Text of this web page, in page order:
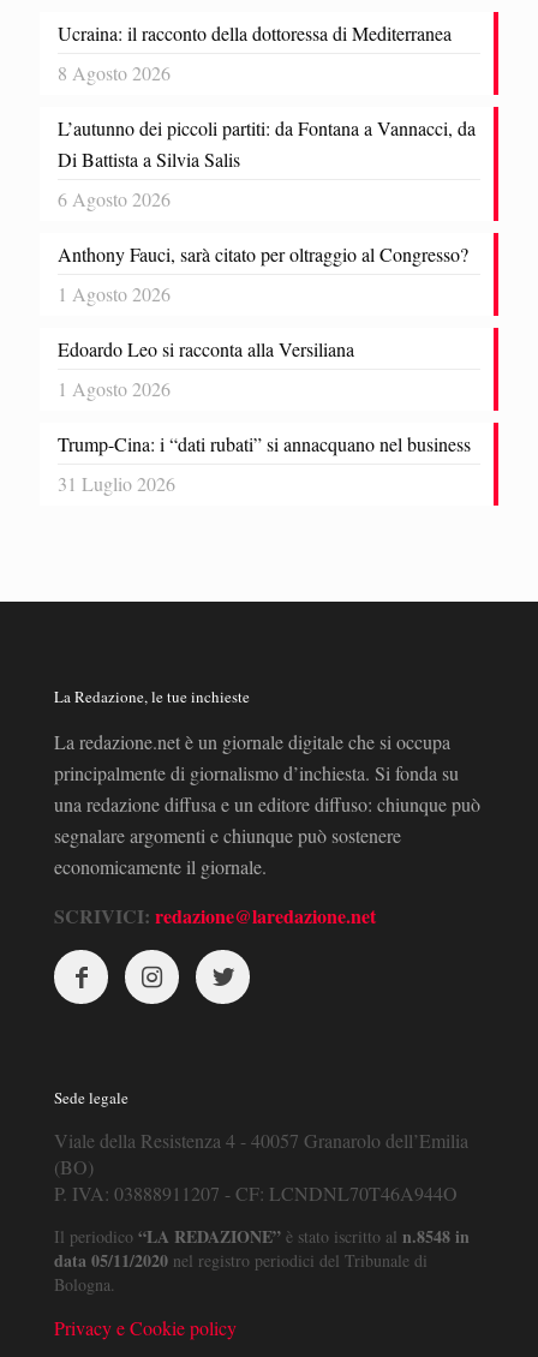
Ucraina: il racconto della dottoressa di Mediterranea
8 Agosto 2026
L’autunno dei piccoli partiti: da Fontana a Vannacci, da
Di Battista a Silvia Salis
6 Agosto 2026
Anthony Fauci, sarà citato per oltraggio al Congresso?
1 Agosto 2026
Edoardo Leo si racconta alla Versiliana
1 Agosto 2026
Trump-Cina: i “dati rubati” si annacquano nel business
31 Luglio 2026
La Redazione, le tue inchieste
La redazione.net è un giornale digitale che si occupa
principalmente di giornalismo d’inchiesta. Si fonda su
una redazione diffusa e un editore diffuso: chiunque può
segnalare argomenti e chiunque può sostenere
economicamente il giornale.
SCRIVICI: redazione@laredazione.net
Sede legale
Viale della Resistenza 4 - 40057 Granarolo dell’Emilia
(BO)
P. IVA: 03888911207 - CF: LCNDNL70T46A944O
Il periodico “LA REDAZIONE” è stato iscritto al n.8548 in
data 05/11/2020 nel registro periodici del Tribunale di
Bologna.
Privacy e Cookie policy